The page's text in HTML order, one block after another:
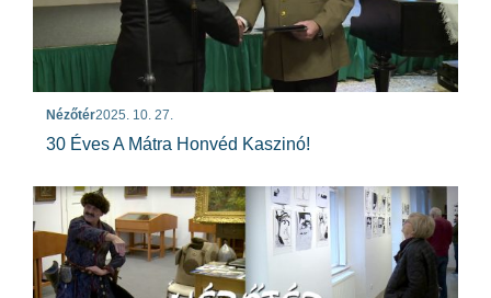
Nézőtér2025. 10. 27.
30 Éves A Mátra Honvéd Kaszinó!